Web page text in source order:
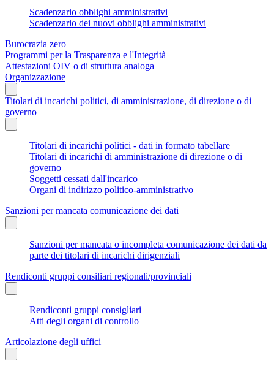
Scadenzario obblighi amministrativi
Scadenzario dei nuovi obblighi amministrativi
Burocrazia zero
Programmi per la Trasparenza e l'Integrità
Attestazioni OIV o di struttura analoga
Organizzazione
Titolari di incarichi politici, di amministrazione, di direzione o di
governo
Titolari di incarichi politici - dati in formato tabellare
Titolari di incarichi di amministrazione di direzione o di
governo
Soggetti cessati dall'incarico
Organi di indirizzo politico-amministrativo
Sanzioni per mancata comunicazione dei dati
Sanzioni per mancata o incompleta comunicazione dei dati da
parte dei titolari di incarichi dirigenziali
Rendiconti gruppi consiliari regionali/provinciali
Rendiconti gruppi consigliari
Atti degli organi di controllo
Articolazione degli uffici